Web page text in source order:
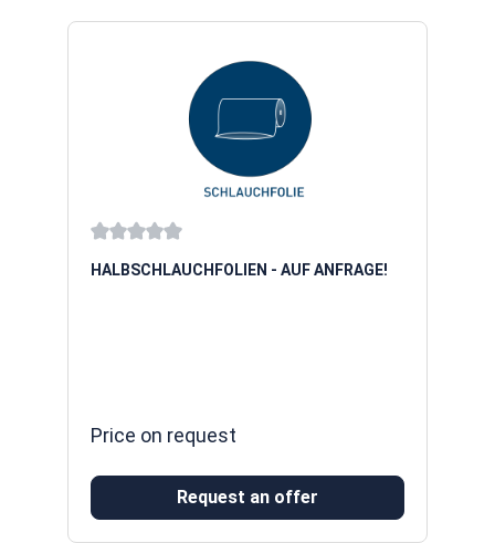
HALBSCHLAUCHFOLIEN - AUF ANFRAGE!
Price on request
Request an offer